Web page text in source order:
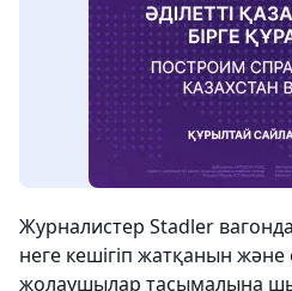
Журналистер Stadler
неге кешігіп жатқанын
жолаушылар тасымалына